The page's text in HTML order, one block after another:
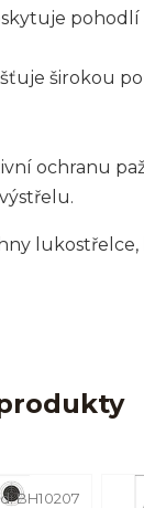
širokou
ochranu
BH10207